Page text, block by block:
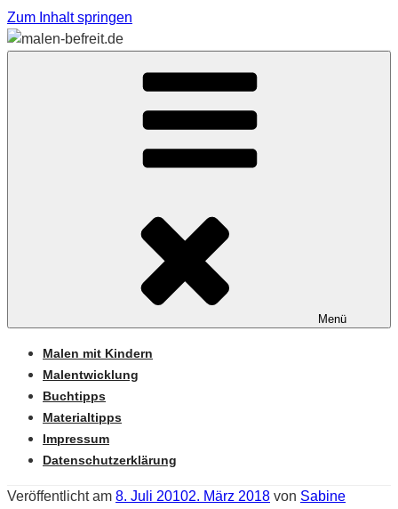
Zum Inhalt springen
MALEN-BEFREIT.DE
Sabine Feickert – Atelier für begleitetes Malen
Menü
Malen mit Kindern
Malentwicklung
Buchtipps
Materialtipps
Impressum
Datenschutzerklärung
Veröffentlicht am 8. Juli 20102. März 2018 von Sabine